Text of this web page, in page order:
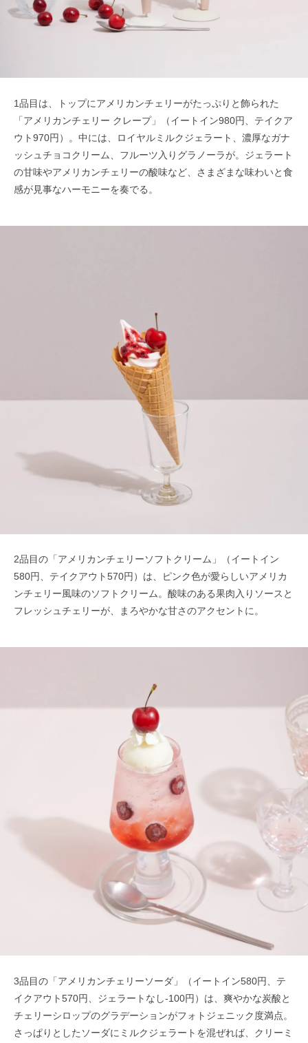
1品目は、トップにアメリカンチェリーがたっぷりと飾られた
「アメリカンチェリー クレープ」（イートイン980円、テイクア
ウト970円）。中には、ロイヤルミルクジェラート、濃厚なガナ
ッシュチョコクリーム、フルーツ入りグラノーラが。ジェラート
の甘味やアメリカンチェリーの酸味など、さまざまな味わいと食
感が見事なハーモニーを奏でる。
2品目の「アメリカンチェリーソフトクリーム」（イートイン
580円、テイクアウト570円）は、ピンク色が愛らしいアメリカ
ンチェリー風味のソフトクリーム。酸味のある果肉入りソースと
フレッシュチェリーが、まろやかな甘さのアクセントに。
3品目の「アメリカンチェリーソーダ」（イートイン580円、テ
イクアウト570円、ジェラートなし-100円）は、爽やかな炭酸と
チェリーシロップのグラデーションがフォトジェニック度満点。
さっぱりとしたソーダにミルクジェラートを混ぜれば、クリーミ